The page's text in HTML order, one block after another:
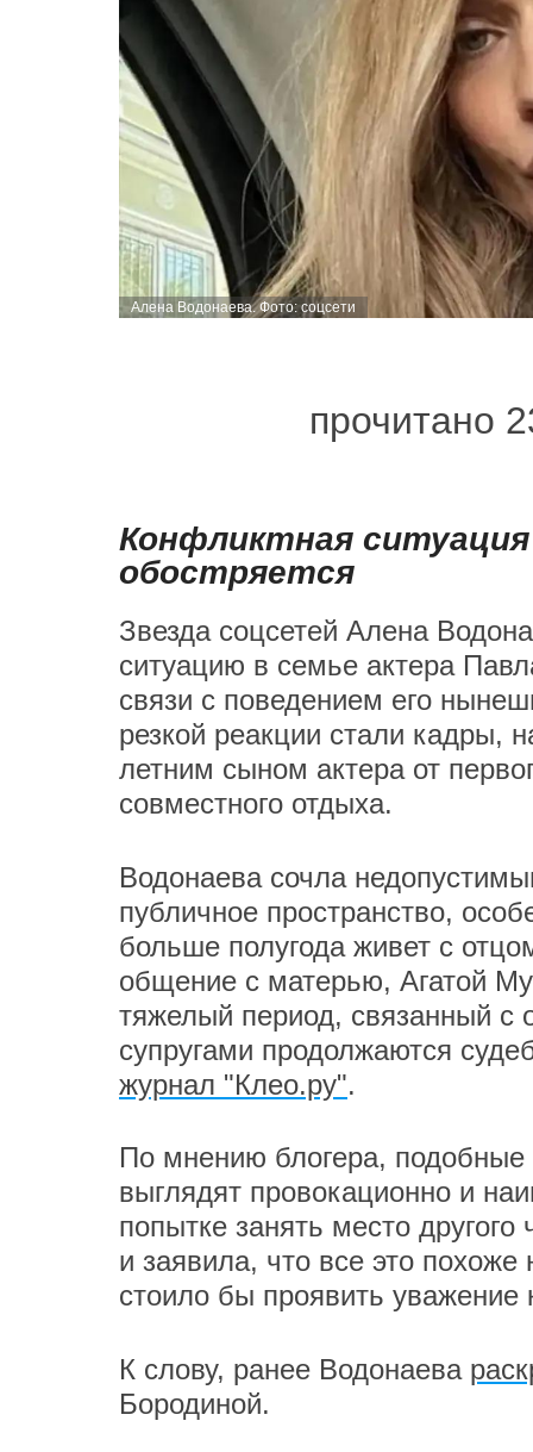
Алена Водонаева. Фото: соцсети
прочитано
Конфликтная ситуация
обостряется
Звезда соцсетей Алена
ситуацию в семье актера
связи с поведением его
резкой реакции стали кадры,
летним сыном актера от
совместного отдыха.
Водонаева сочла
публичное пространство,
больше полугода живет с
общение с матерью, Агатой
тяжелый период, связанный
супругами продолжаются
журнал "Клео.ру".
По мнению блогера,
выглядят провокационно и
попытке занять место
и заявила, что все это
стоило бы проявить уважение
К слову, ранее Водонаева
Бородиной.